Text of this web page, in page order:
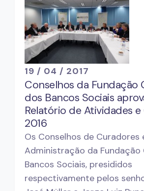
19 / 04 / 2017
Conselhos da Fundação
dos Bancos Sociais
Relatório de Atividades
2016
Os Conselhos de Curadores
Administração da Fundação
Bancos Sociais, presididos
respectivamente pelos